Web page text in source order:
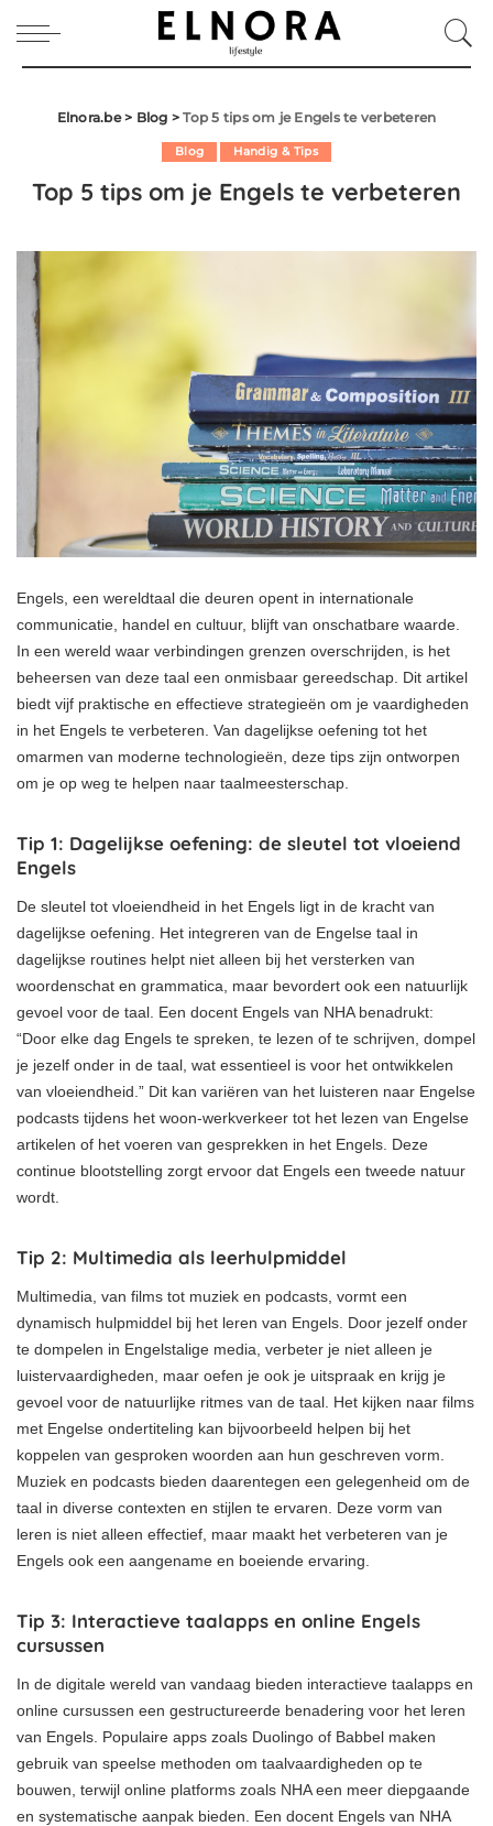
Elnora.be> Blog >Top 5 tips om je Engels te verbeteren
Blog Handig & Tips
Top 5 tips om je Engels te verbeteren
Engels, een wereldtaal die deuren opent in internationale
communicatie, handel en cultuur, blijft van onschatbare waarde.
In een wereld waar verbindingen grenzen overschrijden, is het
beheersen van deze taal een onmisbaar gereedschap. Dit artikel
biedt vijf praktische en effectieve strategieën om je vaardigheden
in het Engels te verbeteren. Van dagelijkse oefening tot het
omarmen van moderne technologieën, deze tips zijn ontworpen
om je op weg te helpen naar taalmeesterschap.
Tip 1: Dagelijkse oefening: de sleutel tot vloeiend
Engels
De sleutel tot vloeiendheid in het Engels ligt in de kracht van
dagelijkse oefening. Het integreren van de Engelse taal in
dagelijkse routines helpt niet alleen bij het versterken van
woordenschat en grammatica, maar bevordert ook een natuurlijk
gevoel voor de taal. Een docent Engels van NHA benadrukt:
“Door elke dag Engels te spreken, te lezen of te schrijven, dompel
je jezelf onder in de taal, wat essentieel is voor het ontwikkelen
van vloeiendheid.” Dit kan variëren van het luisteren naar Engelse
podcasts tijdens het woon-werkverkeer tot het lezen van Engelse
artikelen of het voeren van gesprekken in het Engels. Deze
continue blootstelling zorgt ervoor dat Engels een tweede natuur
wordt.
Tip 2: Multimedia als leerhulpmiddel
Multimedia, van films tot muziek en podcasts, vormt een
dynamisch hulpmiddel bij het leren van Engels. Door jezelf onder
te dompelen in Engelstalige media, verbeter je niet alleen je
luistervaardigheden, maar oefen je ook je uitspraak en krijg je
gevoel voor de natuurlijke ritmes van de taal. Het kijken naar films
met Engelse ondertiteling kan bijvoorbeeld helpen bij het
koppelen van gesproken woorden aan hun geschreven vorm.
Muziek en podcasts bieden daarentegen een gelegenheid om de
taal in diverse contexten en stijlen te ervaren. Deze vorm van
leren is niet alleen effectief, maar maakt het verbeteren van je
Engels ook een aangename en boeiende ervaring.
Tip 3: Interactieve taalapps en online Engels
cursussen
In de digitale wereld van vandaag bieden interactieve taalapps en
online cursussen een gestructureerde benadering voor het leren
van Engels. Populaire apps zoals Duolingo of Babbel maken
gebruik van speelse methoden om taalvaardigheden op te
bouwen, terwijl online platforms zoals NHA een meer diepgaande
en systematische aanpak bieden. Een docent Engels van NHA